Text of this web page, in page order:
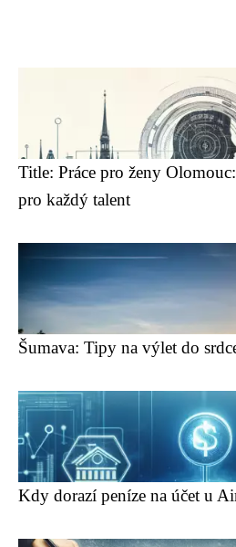
Title: Práce pro ženy
pro každý talent
Šumava: Tipy na výlet do
Kdy dorazí peníze na účet u